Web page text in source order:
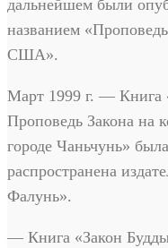
дальнейшем были
названием
США».
Март 1999 г. — Книга
Проповедь Закона на
городе Чаньчунь»
распространена
Фалунь».
— Книга «Закон